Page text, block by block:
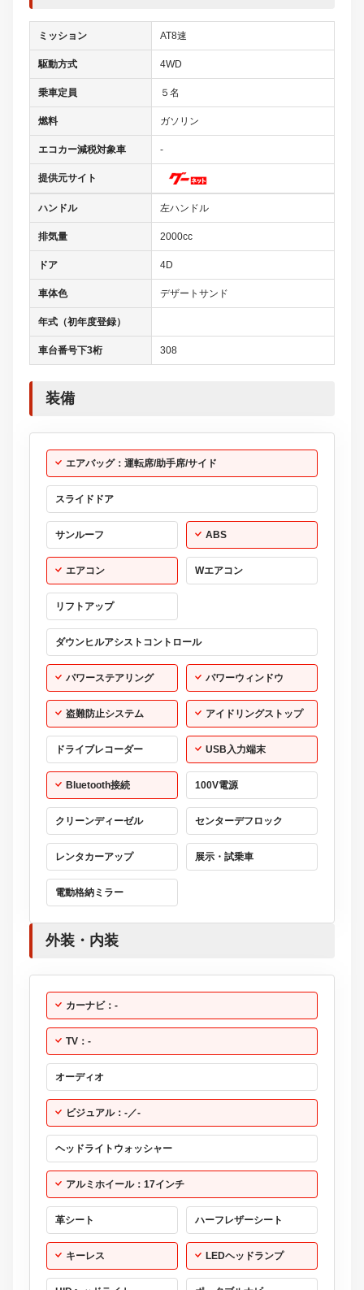
ミッション AT8速
駆動方式 4WD
乗車定員 ５名
燃料 ガソリン
エコカー減税対象車 -
提供元サイト
ハンドル 左ハンドル
排気量 2000cc
ドア 4D
車体色 デザートサンド
年式（初年度登録）
車台番号下3桁 308
装備
エアバッグ：運転席/助手席/サイド
スライドドア
サンルーフ ABS
エアコン Wエアコン
リフトアップ
ダウンヒルアシストコントロール
パワーステアリング パワーウィンドウ
盗難防止システム アイドリングストップ
ドライブレコーダー USB入力端末
Bluetooth接続 100V電源
クリーンディーゼル センターデフロック
レンタカーアップ 展示・試乗車
電動格納ミラー
外装・内装
カーナビ：-
TV：-
オーディオ
ビジュアル：-／-
ヘッドライトウォッシャー
アルミホイール：17インチ
革シート ハーフレザーシート
キーレス LEDヘッドランプ